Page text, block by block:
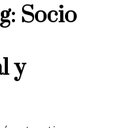
Socio
y